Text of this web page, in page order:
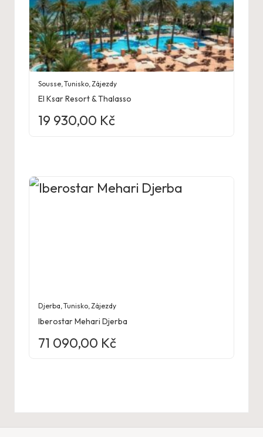
Sousse ,Tunisko Zájezdy
El Ksar Resort & Thalasso
19 930,00 Kč
Djerba,Tunisko,Zájezdy
Iberostar Mehari Djerba
71 090,00 Kč